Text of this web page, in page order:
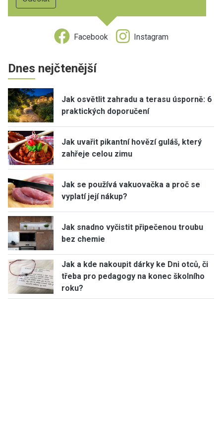
Facebook Instagram
Dnes nejčtenější
Jak osvětlit zahradu a terasu úsporně: 6
praktických doporučení
Jak uvařit pikantní hovězí guláš, který
zahřeje celou zimu
Jak se používá vakuovačka a proč se
vyplatí její nákup?
Jak snadno vyčistit připečenou troubu
bez chemie
Jak a kde nakoupit dárky ke Dni otců, či
třeba pro pedagogy na konec školního
roku?